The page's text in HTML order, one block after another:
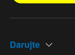
Darujte